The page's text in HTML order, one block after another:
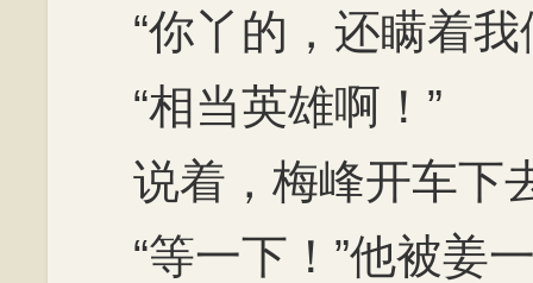
“你丫的，还瞒着我
“相当英雄啊！”
说着，梅峰开车下
“等一下！”他被姜